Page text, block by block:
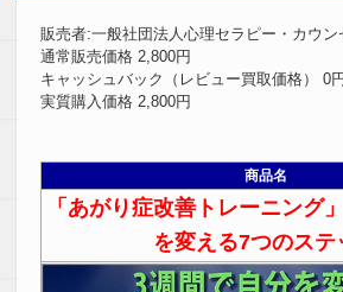
販売者:一般社団法人心理セラピー・カウン
通常販売価格 2,800円
キャッシュバック（レビュー買取価格） 0円
実質購入価格 2,800円
商品名
「あがり症改善トレーニン
を変える7つのステ